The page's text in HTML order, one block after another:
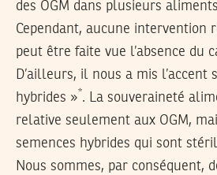
des OGM dans plusieurs
Cependant, aucune intervention
peut être faite vue l’absence du
D’ailleurs, il nous a mis l’accent
hybrides »*. La souveraineté
relative seulement aux OGM,
semences hybrides qui sont
Nous sommes, par conséquent,